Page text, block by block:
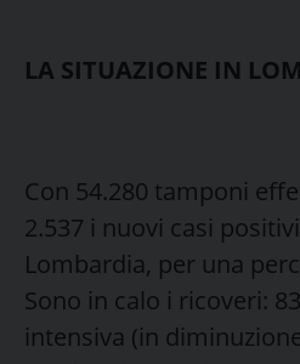
LA SITUAZIONE IN
Con 54.280 tamponi
2.537 i nuovi casi
Lombardia, per una
Sono in calo i ricoveri:
intensiva (in